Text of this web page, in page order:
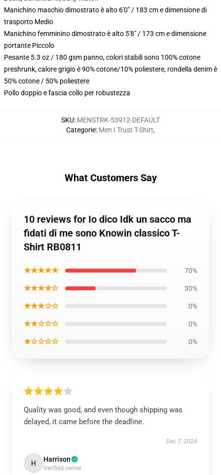
Manichino maschio dimostrato è alto 6'0" / 183 cm e dimensione di
trasporto Medio
Manichino femminino dimostrato è alto 5'8" / 173 cm e dimensione
portante Piccolo
Pesante 5.3 oz / 180 gsm panno, colori stabili sono 100% cotone
preshrunk, calore grigio è 90% cotone/10% poliestere, rondella denim è
50% cotone / 50% poliestere
Pollo doppio e fascia collo per robustezza
SKU: MENSTRK-53912-DEFAULT
Categorie: Men I Trust T-Shirt,
What Customers Say
10 reviews for Io dico Idk un sacco ma
fidati di me sono Knowin classico T-
Shirt RB0811
★★★★★ 70%
★★★★☆ 30%
★★★☆☆ 0%
★★☆☆☆ 0%
★☆☆☆☆ 0%
Quality was good, and even though shipping was
delayed, it came before the deadline.
Dec 7, 2024
H Harrison
Verified owner